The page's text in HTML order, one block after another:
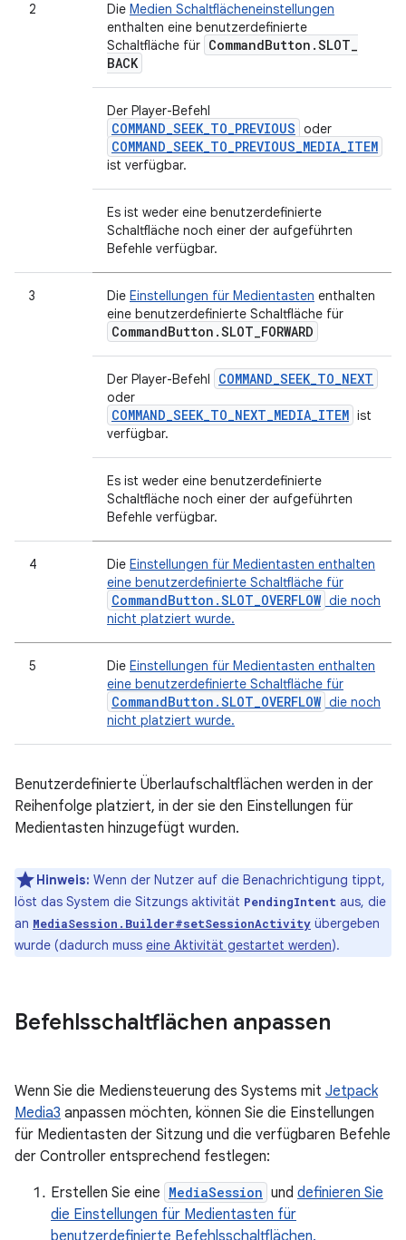
2 Die Medien Schaltflächeneinstellungen
enthalten eine benutzerdefinierte
Schaltfläche für CommandButton .SLOT_
BACK
Der Player-Befehl
COMMAND_SEEK_TO_PREVIOUS oder
COMMAND_SEEK_TO_PREVIOUS_MEDIA_ITEM
ist verfügbar.
Es ist weder eine benutzerdefinierte
Schaltfläche noch einer der aufgeführten
Befehle verfügbar.
3 Die Einstellungen für Medientasten enthalten
eine benutzerdefinierte Schaltfläche für
CommandButton .SLOT_FORWARD
Der Player-Befehl COMMAND_SEEK_TO_NEXT
oder
COMMAND_SEEK_TO_NEXT_MEDIA_ITEM ist
verfügbar.
Es ist weder eine benutzerdefinierte
Schaltfläche noch einer der aufgeführten
Befehle verfügbar.
4 Die Einstellungen für Medientasten enthalten
eine benutzerdefinierte Schaltfläche für
CommandButton.SLOT_OVERFLOW die noch
nicht platziert wurde.
5 Die Einstellungen für Medientasten enthalten
eine benutzerdefinierte Schaltfläche für
CommandButton.SLOT_OVERFLOW die noch
nicht platziert wurde.
Benutzerdefinierte Überlaufschaltflächen werden in der
Reihenfolge platziert, in der sie den Einstellungen für
Medientasten hinzugefügt wurden.
Hinweis: Wenn der Nutzer auf die Benachrichtigung tippt,
löst das System die Sitzungs aktivität PendingIntent aus, die
an MediaSession.Builder#setSessionActivity übergeben
wurde (dadurch muss eine Aktivität gestartet werden).
Befehlsschaltflächen anpassen
Wenn Sie die Mediensteuerung des Systems mit Jetpack
Media3 anpassen möchten, können Sie die Einstellungen
für Medientasten der Sitzung und die verfügbaren Befehle
der Controller entsprechend festlegen:
Erstellen Sie eine MediaSession und definieren Sie
die Einstellungen für Medientasten für
benutzerdefinierte Befehlsschaltflächen.